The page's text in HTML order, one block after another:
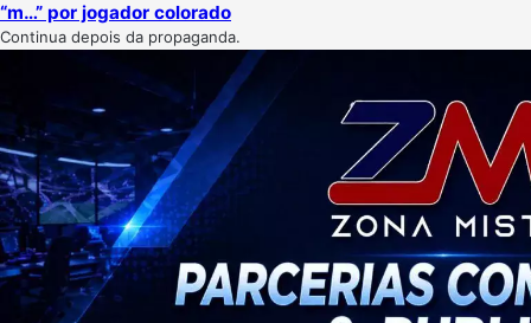
“m…” por jogador colorado
Continua depois da propaganda.